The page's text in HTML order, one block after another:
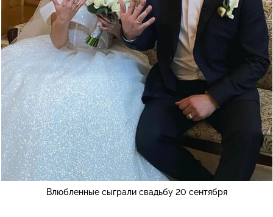
Влюбленные сыграли свадьбу 20 сентября